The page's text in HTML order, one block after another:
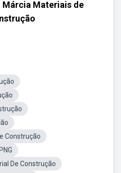
Márcia Materiais de
Construção
De Construção